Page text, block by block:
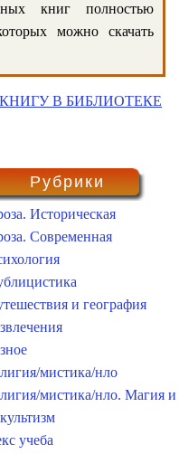
книг полностью
можно скачать
В БИБЛИОТЕКЕ
Рубрики
Историческая
Современная
и география
мистика/нло
мистика/нло. Магия и
учеба